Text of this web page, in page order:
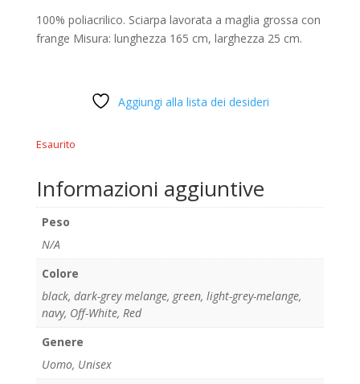
100% poliacrilico. Sciarpa lavorata a maglia grossa con
frange Misura: lunghezza 165 cm, larghezza 25 cm.
Aggiungi alla lista dei desideri
Esaurito
Informazioni aggiuntive
Peso
N/A
Colore
black, dark-grey melange, green, light-grey-melange,
navy, Off-White, Red
Genere
Uomo, Unisex